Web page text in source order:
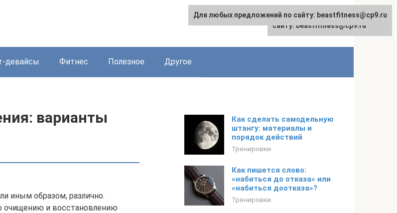
девайсы Фитнес Полезное Другое
варианты
иным образом, различно.
очищению и восстановлению
Как сделать самодельную
штангу: материалы и
порядок действий
Тренировки
Как пишется слово:
«набиться до отказа» или
«набиться доотказа»?
Тренировки
Для любых предложений по
сайту: beastfitness@cp9.ru
Для любых предложений по сайту: beastfitness@cp9.ru